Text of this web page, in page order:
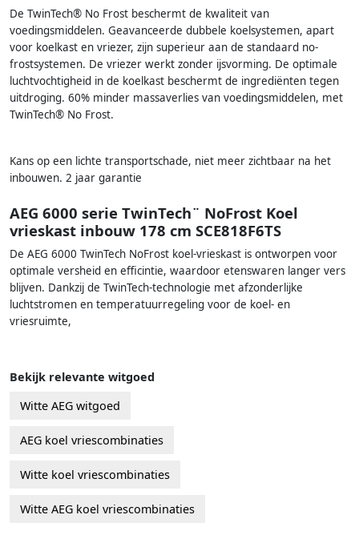
De TwinTech® No Frost beschermt de kwaliteit van
voedingsmiddelen. Geavanceerde dubbele koelsystemen, apart
voor koelkast en vriezer, zijn superieur aan de standaard no-
frostsystemen. De vriezer werkt zonder ijsvorming. De optimale
luchtvochtigheid in de koelkast beschermt de ingrediënten tegen
uitdroging. 60% minder massaverlies van voedingsmiddelen, met
TwinTech® No Frost.
Kans op een lichte transportschade, niet meer zichtbaar na het
inbouwen. 2 jaar garantie
AEG 6000 serie TwinTech¨ NoFrost Koel
vrieskast inbouw 178 cm SCE818F6TS
De AEG 6000 TwinTech NoFrost koel-vrieskast is ontworpen voor
optimale versheid en efficintie, waardoor etenswaren langer vers
blijven. Dankzij de TwinTech-technologie met afzonderlijke
luchtstromen en temperatuurregeling voor de koel- en
vriesruimte,
Bekijk relevante witgoed
Witte AEG witgoed
AEG koel vriescombinaties
Witte koel vriescombinaties
Witte AEG koel vriescombinaties